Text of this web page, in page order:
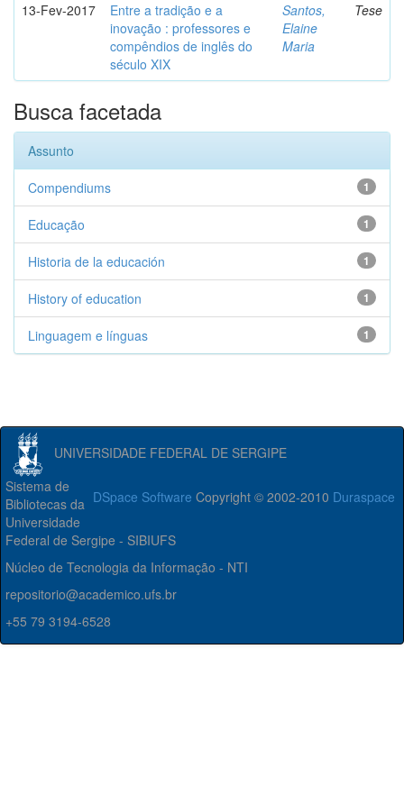
13-Fev-2017
Entre a tradição e a
inovação : professores e
compêndios de inglês do
século XIX
Santos,
Elaine
Maria
Tese
Busca facetada
Assunto
1
Compendiums
1
Educação
1
Historia de la educación
1
History of education
1
Linguagem e línguas
UNIVERSIDADE FEDERAL DE SERGIPE
DSpace Software Copyright © 2002-2010 Duraspace
Sistema de
Bibliotecas da
Universidade
Federal de Sergipe - SIBIUFS
Núcleo de Tecnologia da Informação - NTI
repositorio@academico.ufs.br
+55 79 3194-6528